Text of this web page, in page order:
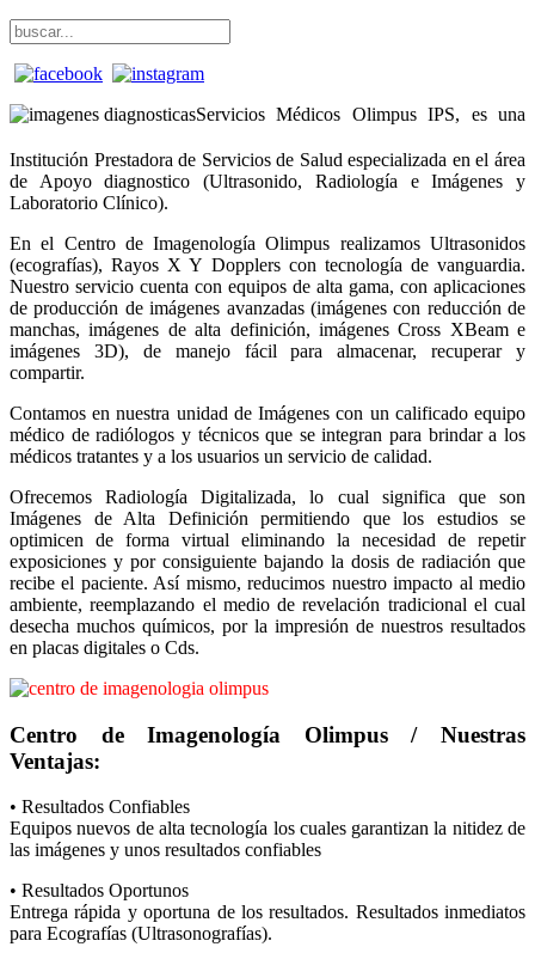
Servicios Médicos Olimpus IPS, es una
Institución Prestadora de Servicios de Salud especializada en el área
de Apoyo diagnostico (Ultrasonido, Radiología e Imágenes y
Laboratorio Clínico).
En el Centro de Imagenología Olimpus realizamos Ultrasonidos
(ecografías), Rayos X Y Dopplers con tecnología de vanguardia.
Nuestro servicio cuenta con equipos de alta gama, con aplicaciones
de producción de imágenes avanzadas (imágenes con reducción de
manchas, imágenes de alta definición, imágenes Cross XBeam e
imágenes 3D), de manejo fácil para almacenar, recuperar y
compartir.
Contamos en nuestra unidad de Imágenes con un calificado equipo
médico de radiólogos y técnicos que se integran para brindar a los
médicos tratantes y a los usuarios un servicio de calidad.
Ofrecemos Radiología Digitalizada, lo cual significa que son
Imágenes de Alta Definición permitiendo que los estudios se
optimicen de forma virtual eliminando la necesidad de repetir
exposiciones y por consiguiente bajando la dosis de radiación que
recibe el paciente. Así mismo, reducimos nuestro impacto al medio
ambiente, reemplazando el medio de revelación tradicional el cual
desecha muchos químicos, por la impresión de nuestros resultados
en placas digitales o Cds.
Centro de Imagenología Olimpus / Nuestras
Ventajas:
• Resultados Confiables
Equipos nuevos de alta tecnología los cuales garantizan la nitidez de
las imágenes y unos resultados confiables
• Resultados Oportunos
Entrega rápida y oportuna de los resultados. Resultados inmediatos
para Ecografías (Ultrasonografías).